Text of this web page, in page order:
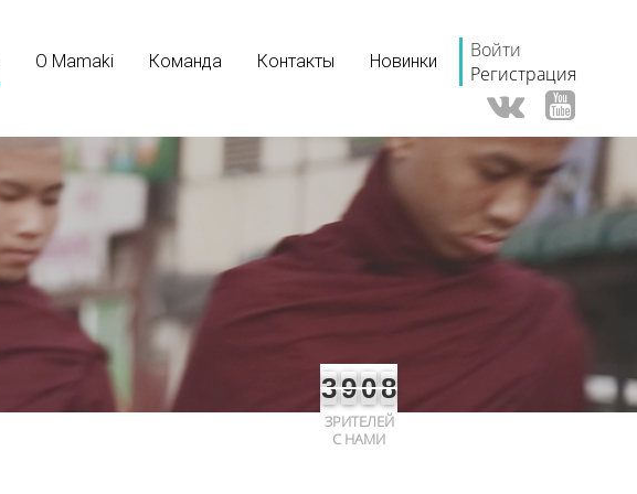
О Mamaki Команда Контакты Новинки
Войти
Регистрация
3908
ЗРИТЕЛЕЙ
С НАМИ